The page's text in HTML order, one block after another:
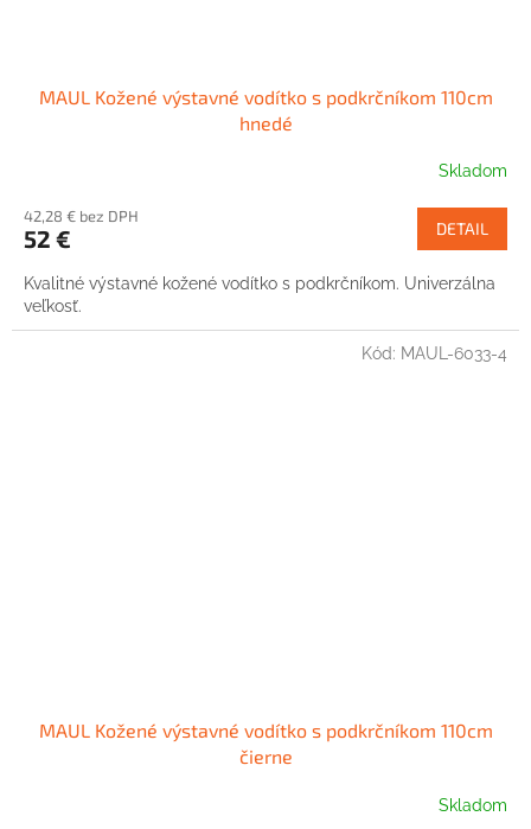
MAUL Kožené výstavné vodítko s podkrčníkom 110cm
hnedé
Skladom
42,28 € bez DPH
52 € DETAIL
Kvalitné výstavné kožené vodítko s podkrčníkom. Univerzálna
veľkosť.
MAUL Kožené výstavné vodítko s podkrčníkom 110cm
čierne
Skladom
Kód: MAUL-6033-4